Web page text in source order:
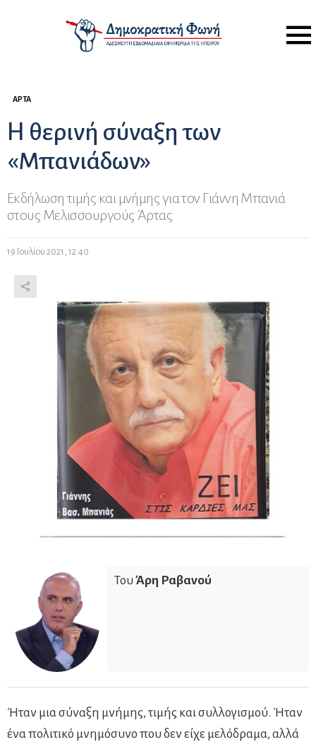
Menu
ΆΡΤΑ
H θερινή σύναξη των
«Μπανιάδων»
Εκδήλωση τιμής και μνήμης για τον Γιάννη Μπανιά
στους Μελισσουργούς Άρτας
19 Ιουλίου 2021, 12:40
ΤουΆρη Ραβανού
Ήταν μια σύναξη μνήμης, τιμής και συλλογισμού. Ήταν
ένα πολιτικό μνημόσυνο που δεν είχε μελόδραμα, αλλά